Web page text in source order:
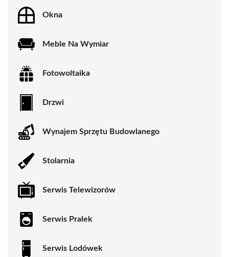
Okna
Meble Na Wymiar
Fotowoltaika
Drzwi
Wynajem Sprzętu Budowlanego
Stolarnia
Serwis Telewizorów
Serwis Pralek
Serwis Lodówek